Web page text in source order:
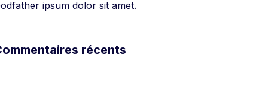
ipsum dolor sit amet.
récents